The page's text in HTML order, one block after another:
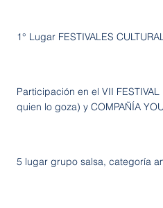
1° Lugar FESTIVALES
Participación en el VII
quien lo goza) y COMPAÑÍA
5 lugar grupo salsa, categoría